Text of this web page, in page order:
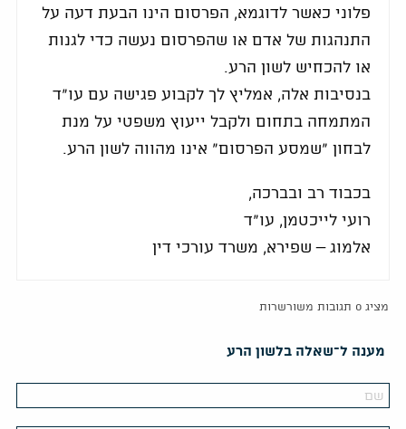
פלוני כאשר לדוגמא, הפרסום הינו הבעת דעה על
התנהגות של אדם או שהפרסום נעשה כדי לגנות
או להכחיש לשון הרע.
בנסיבות אלה, אמליץ לך לקבוע פגישה עם עו"ד
המתמחה בתחום ולקבל ייעוץ משפטי על מנת
לבחון "שמסע הפרסום" אינו מהווה לשון הרע.
בכבוד רב ובברכה,
רועי לייכטמן, עו"ד
אלמוג – שפירא, משרד עורכי דין
מציג 0 תגובות משורשרות
מענה ל־שאלה בלשון הרע